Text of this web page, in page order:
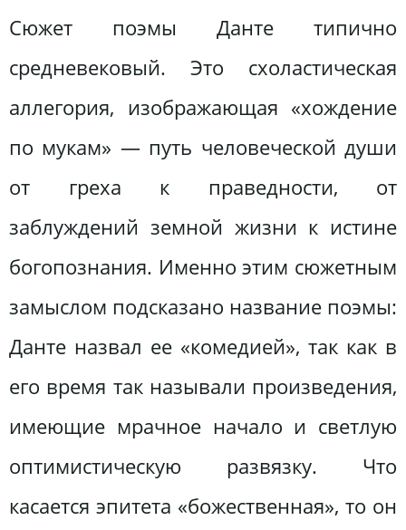
Сюжет поэмы Данте типично
средневековый. Это схоластическая
аллегория, изображающая «хождение
по мукам» — путь человеческой души
от греха к праведности, от
заблуждений земной жизни к истине
богопознания. Именно этим сюжетным
замыслом подсказано название поэмы:
Данте назвал ее «комедией», так как в
его время так называли произведения,
имеющие мрачное начало и светлую
оптимистическую развязку. Что
касается эпитета «божественная», то он